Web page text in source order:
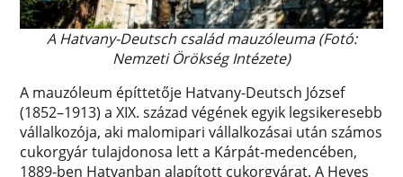
A Hatvany-Deutsch család mauzóleuma (Fotó:
Nemzeti Örökség Intézete)
A mauzóleum építtetője Hatvany-Deutsch József
(1852–1913) a XIX. század végének egyik legsikeresebb
vállalkozója, aki malomipari vállalkozásai után számos
cukorgyár tulajdonosa lett a Kárpát-medencében,
1889-ben Hatvanban alapított cukorgyárat. A Heves